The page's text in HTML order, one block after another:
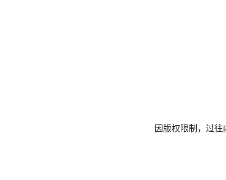
因版权限制，过